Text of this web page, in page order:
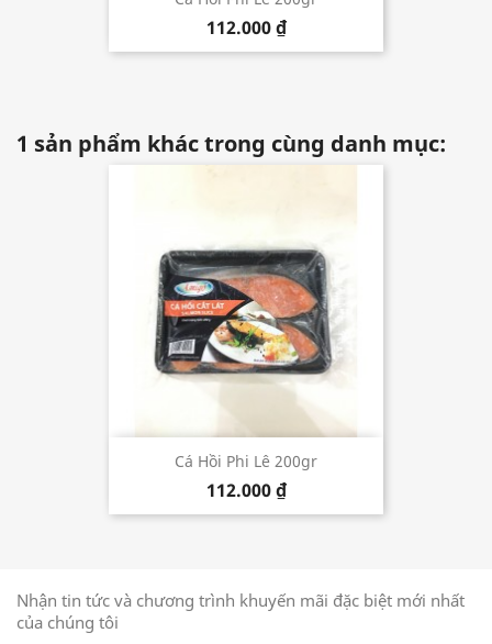
112.000 ₫
1 sản phẩm khác trong cùng danh mục:
Cá Hồi Phi Lê 200gr
112.000 ₫
Nhận tin tức và chương trình khuyến mãi đặc biệt mới nhất
của chúng tôi